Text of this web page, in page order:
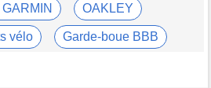
abandonné le Tour Femmes, malade
sur un classement général..."
OAKLEY
vélo Garde-boue BBB